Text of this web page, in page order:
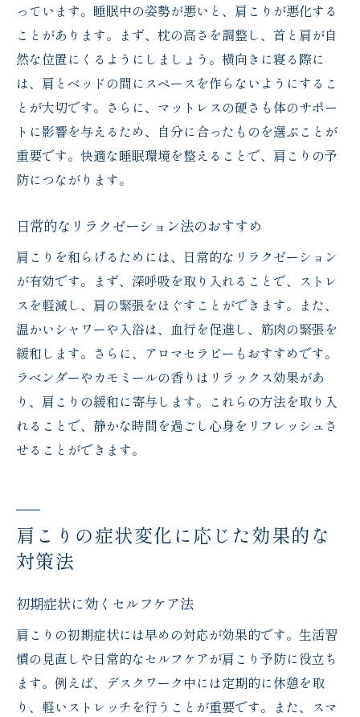
っています。睡眠中の姿勢が悪いと、肩こりが悪化する
ことがあります。まず、枕の高さを調整し、首と肩が自
然な位置にくるようにしましょう。横向きに寝る際に
は、肩とベッドの間にスペースを作らないようにするこ
とが大切です。さらに、マットレスの硬さも体のサポー
トに影響を与えるため、自分に合ったものを選ぶことが
重要です。快適な睡眠環境を整えることで、肩こりの予
防につながります。
日常的なリラクゼーション法のおすすめ
肩こりを和らげるためには、日常的なリラクゼーション
が有効です。まず、深呼吸を取り入れることで、ストレ
スを軽減し、肩の緊張をほぐすことができます。また、
温かいシャワーや入浴は、血行を促進し、筋肉の緊張を
緩和します。さらに、アロマセラピーもおすすめです。
ラベンダーやカモミールの香りはリラックス効果があ
り、肩こりの緩和に寄与します。これらの方法を取り入
れることで、静かな時間を過ごし心身をリフレッシュさ
せることができます。
肩こりの症状変化に応じた効果的な
対策法
初期症状に効くセルフケア法
肩こりの初期症状には早めの対応が効果的です。生活習
慣の見直しや日常的なセルフケアが肩こり予防に役立ち
ます。例えば、デスクワーク中には定期的に休憩を取
り、軽いストレッチを行うことが重要です。また、スマ